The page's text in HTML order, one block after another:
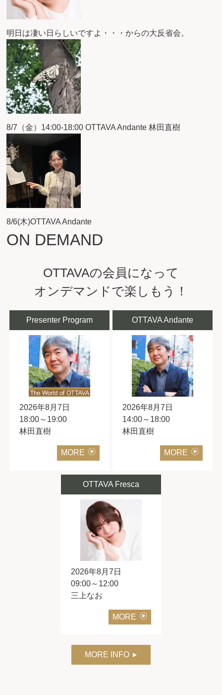
明日は凄い日らしいですよ・・・からの大反省会。
8/7（金）14:00-18:00 OTTAVA Andante 林田直樹
8/6(木)OTTAVA Andante
ON DEMAND
OTTAVAの会員になって
オンデマンドで楽しもう！
Presenter Program
2026年8月7日
18:00～19:00
林田直樹
MORE
OTTAVA Andante
2026年8月7日
14:00～18:00
林田直樹
MORE
OTTAVA Fresca
2026年8月7日
09:00～12:00
三上なお
MORE
MORE INFO